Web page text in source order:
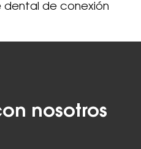
dental de conexión
nosotros